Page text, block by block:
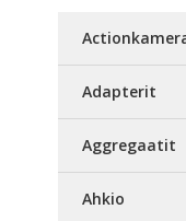
Adapterit
Aggregaatit
Ahkio